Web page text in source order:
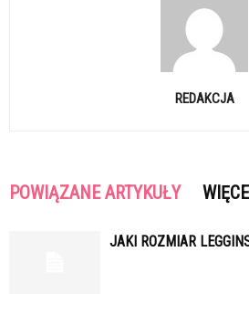
REDAKCJA
POWIĄZANE ARTYKUŁY
JAKI ROZMIAR